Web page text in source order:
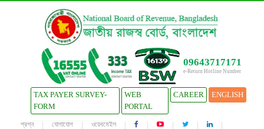
09643717171
e-Return Hotline Number
TAX PAYER SURVEY-
FORM
WEB
PORTAL
CAREER ENGLISH
প্রশ্ন যোগাযোগ ওয়েবমেইল